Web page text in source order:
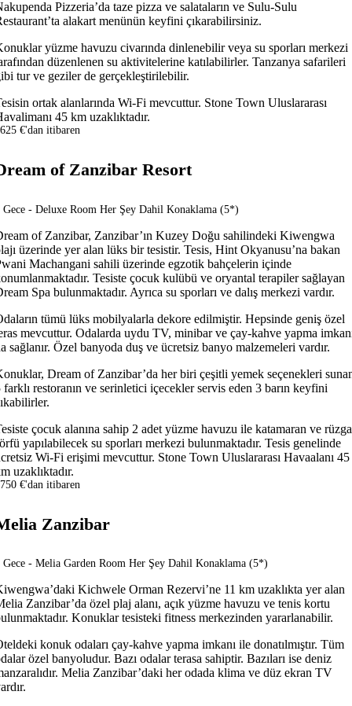
Pizzeria’da taze pizza ve salataların ve Sulu-Sulu
alakart menünün keyfini çıkarabilirsiniz.
yüzme havuzu civarında dinlenebilir veya su sporları merkezi
düzenlenen su aktivitelerine katılabilirler. Tanzanya safarileri
tur ve geziler de gerçekleştirilebilir.
ortak alanlarında Wi-Fi mevcuttur. Stone Town Uluslararası
45 km uzaklıktadır.
€'dan itibaren
of Zanzibar Resort
Gece - Deluxe Room Her Şey Dahil Konaklama (5*)
of Zanzibar, Zanzibar’ın Kuzey Doğu sahilindeki Kiwengwa
üzerinde yer alan lüks bir tesistir. Tesis, Hint Okyanusu’na bakan
Machangani sahili üzerinde egzotik bahçelerin içinde
Tesiste çocuk kulübü ve oryantal terapiler sağlayan
Spa bulunmaktadır. Ayrıca su sporları ve dalış merkezi vardır.
tümü lüks mobilyalarla dekore edilmiştir. Hepsinde geniş özel
mevcuttur. Odalarda uydu TV, minibar ve çay-kahve yapma
sağlanır. Özel banyoda duş ve ücretsiz banyo malzemeleri vardır.
Dream of Zanzibar’da her biri çeşitli yemek seçenekleri
farklı restoranın ve serinletici içecekler servis eden 3 barın keyfini
çocuk alanına sahip 2 adet yüzme havuzu ile katamaran ve
yapılabilecek su sporları merkezi bulunmaktadır. Tesis genelinde
Wi-Fi erişimi mevcuttur. Stone Town Uluslararası Havaalanı 45
uzaklıktadır.
€'dan itibaren
Zanzibar
Gece - Melia Garden Room Her Şey Dahil Konaklama (5*)
Kichwele Orman Rezervi’ne 11 km uzaklıkta yer alan
Zanzibar’da özel plaj alanı, açık yüzme havuzu ve tenis kortu
Konuklar tesisteki fitness merkezinden yararlanabilir.
konuk odaları çay-kahve yapma imkanı ile donatılmıştır. Tüm
özel banyoludur. Bazı odalar terasa sahiptir. Bazıları ise deniz
Melia Zanzibar’daki her odada klima ve düz ekran TV